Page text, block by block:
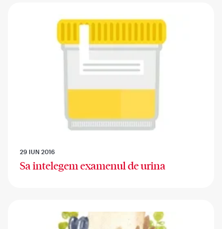
29 IUN 2016
Sa intelegem examenul de urina